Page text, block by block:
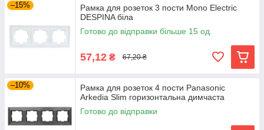
–15%
Рамка для розеток 3 пости Mono Electric
DESPINA біла
Готово до відправки більше 15 од.
57,12 ₴ 67,20 ₴
–10%
Рамка для розеток 4 пости Panasonic
Arkedia Slim горизонтальна димчаста
Готово до відправки